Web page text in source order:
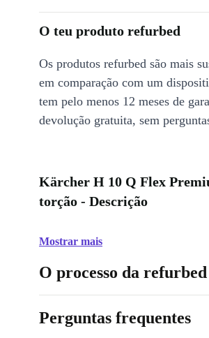
O teu produto refurbed
Os produtos refurbed são mais
em comparação com um
tem pelo menos 12 meses de
devolução gratuita, sem
Kärcher H 10 Q Flex
torção - Descrição
Mostrar mais
O processo da refurbed
Perguntas frequentes